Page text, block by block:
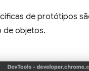
de protótipos
de objetos.